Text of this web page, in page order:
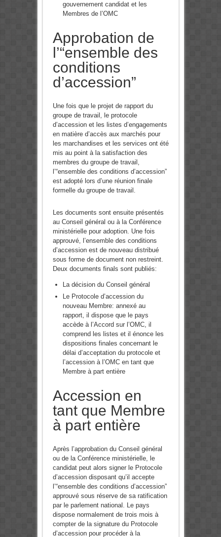
gouvernement candidat et les
Membres de l’OMC
Approbation de
l’“ensemble des
conditions
d’accession”
Une fois que le projet de rapport du
groupe de travail, le protocole
d’accession et les listes d’engagements
en matière d’accès aux marchés pour
les marchandises et les services ont été
mis au point à la satisfaction des
membres du groupe de travail,
l’“ensemble des conditions d’accession”
est adopté lors d’une réunion finale
formelle du groupe de travail.
Les documents sont ensuite présentés
au Conseil général ou à la Conférence
ministérielle pour adoption. Une fois
approuvé, l’ensemble des conditions
d’accession est de nouveau distribué
sous forme de document non restreint.
Deux documents finals sont publiés:
La décision du Conseil général
Le Protocole d’accession du
nouveau Membre: annexé au
rapport, il dispose que le pays
accède à l’Accord sur l’OMC, il
comprend les listes et il énonce les
dispositions finales concernant le
délai d’acceptation du protocole et
l’accession à l’OMC en tant que
Membre à part entière
Accession en
tant que Membre
à part entière
Après l’approbation du Conseil général
ou de la Conférence ministérielle, le
candidat peut alors signer le Protocole
d’accession disposant qu’il accepte
l’“ensemble des conditions d’accession”
approuvé sous réserve de sa ratification
par le parlement national. Le pays
dispose normalement de trois mois à
compter de la signature du Protocole
d’accession pour procéder à la